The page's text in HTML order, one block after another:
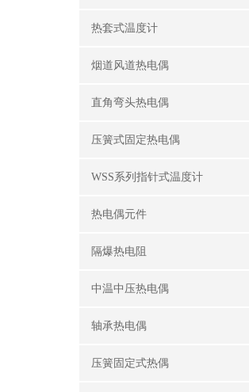
热套式温度计
烟道风道热电偶
直角弯头热电偶
压簧式固定热电偶
WSS系列指针式温度计
热电偶元件
隔爆热电阻
中温中压热电偶
轴承热电偶
压簧固定式热偶